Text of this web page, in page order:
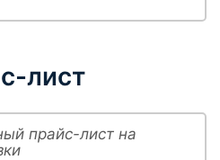
лист
прайс-лист на